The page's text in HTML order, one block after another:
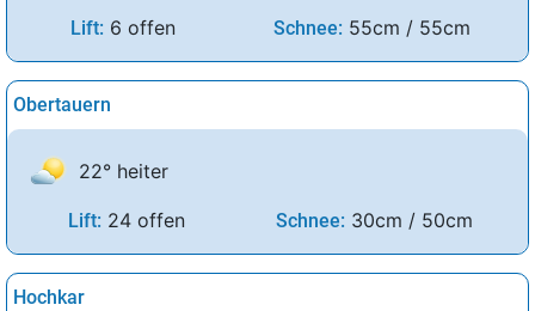
Lift: 6 offen Schnee: 55cm / 55cm
Obertauern
22° heiter
Lift: 24 offen Schnee: 30cm / 50cm
Hochkar